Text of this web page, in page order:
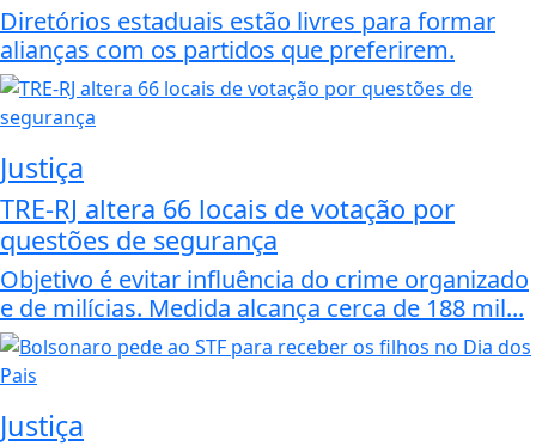
Diretórios estaduais estão livres para formar
alianças com os partidos que preferirem.
Justiça
TRE-RJ altera 66 locais de votação por
questões de segurança
Objetivo é evitar influência do crime organizado
e de milícias. Medida alcança cerca de 188 mil...
Justiça